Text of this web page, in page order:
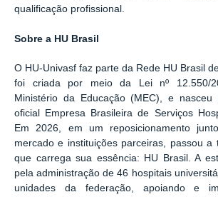
qualificação profissional.
Sobre a HU Brasil
O HU-Univasf faz parte da Rede HU Brasil
foi criada por meio da Lei nº 12.550/
Ministério da Educação (MEC), e
oficial Empresa Brasileira de Serviços
Em 2026, em um reposicionamento
mercado e instituições parceiras, passou a
que carrega sua essência: HU Brasil. A
pela administração de 46 hospitais
unidades da federação, apoiando e